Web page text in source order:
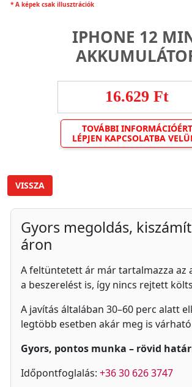
* A képek csak illusztrációk
IPHONE 12
16.629 Ft
TOVÁBBI INFORMÁCIÓÉRT
LÉPJEN KAPCSOLATBA
VISSZA
Gyors megoldás,
áron
A feltüntetett ár már tartalmazza az
a beszerelést is, így nincs rejtett
A javítás általában 30–60 perc alatt
legtöbb esetben akár meg is
Gyors, pontos munka – rövid
Időpontfoglalás: +36 30 626 3747